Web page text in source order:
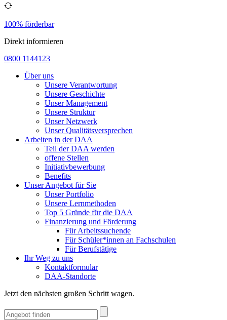
100% förderbar
Direkt informieren
0800 1144123
Über uns
Unsere Verantwortung
Unsere Geschichte
Unser Management
Unsere Struktur
Unser Netzwerk
Unser Qualitätsversprechen
Arbeiten in der DAA
Teil der DAA werden
offene Stellen
Initiativbewerbung
Benefits
Unser Angebot für Sie
Unser Portfolio
Unsere Lernmethoden
Top 5 Gründe für die DAA
Finanzierung und Förderung
Für Arbeitssuchende
Für Schüler*innen an Fachschulen
Für Berufstätige
Ihr Weg zu uns
Kontaktformular
DAA-Standorte
Jetzt den nächsten großen Schritt wagen.